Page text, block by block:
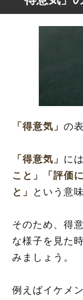
「得意気」の
「得意気」 には
こと」
「評価
と」
という意
そのため、得
な様子を見た時
みましょう。
例えばイケメ